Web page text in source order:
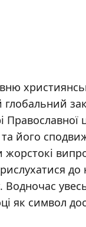
Православної
його
жорстокі
увесь
символ